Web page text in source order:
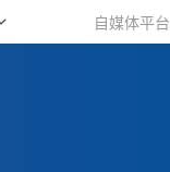
自媒体平台
自媒体平台